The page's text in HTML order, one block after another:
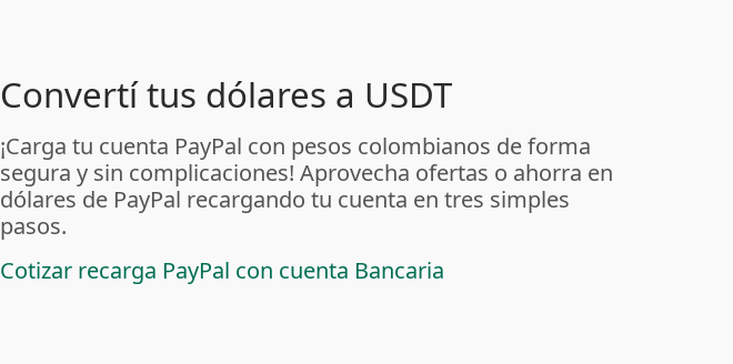
Convertí tus dólares a USDT
¡Carga tu cuenta PayPal con pesos colombianos de forma
segura y sin complicaciones! Aprovecha ofertas o ahorra en
dólares de PayPal recargando tu cuenta en tres simples
pasos.
Cotizar recarga PayPal con cuenta Bancaria